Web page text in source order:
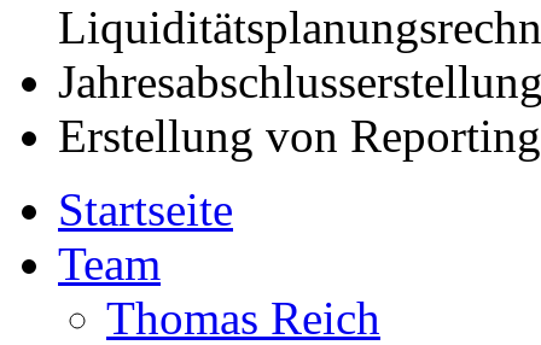
Erstellung von
Startseite
Team
Thomas Reich